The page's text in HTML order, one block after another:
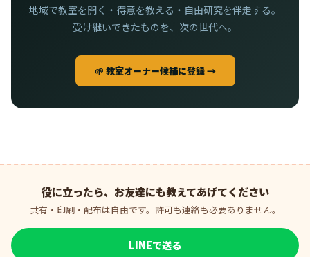
地域で教室を開く・得意を教える・自由研究を伴走する。
受け継いできたものを、次の世代へ。
🌱 教室オーナー候補に登録 →
役に立ったら、お友達にも教えてあげてください
共有・印刷・配布は自由です。許可も連絡も必要ありません。
LINEで送る